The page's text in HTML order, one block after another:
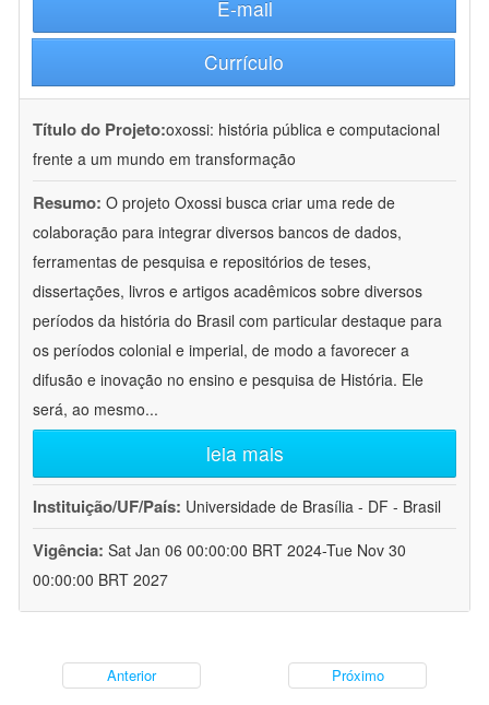
E-mail
Currículo
Título do Projeto:oxossi: história pública e computacional
frente a um mundo em transformação
Resumo: O projeto Oxossi busca criar uma rede de
colaboração para integrar diversos bancos de dados,
ferramentas de pesquisa e repositórios de teses,
dissertações, livros e artigos acadêmicos sobre diversos
períodos da história do Brasil com particular destaque para
os períodos colonial e imperial, de modo a favorecer a
difusão e inovação no ensino e pesquisa de História. Ele
será, ao mesmo...
leia mais
Instituição/UF/País: Universidade de Brasília - DF - Brasil
Vigência: Sat Jan 06 00:00:00 BRT 2024-Tue Nov 30
00:00:00 BRT 2027
Anterior Próximo